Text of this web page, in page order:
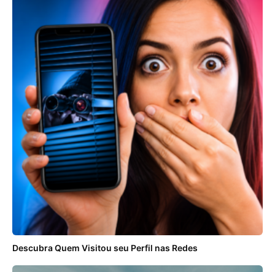
Descubra Quem Visitou seu Perfil nas Redes